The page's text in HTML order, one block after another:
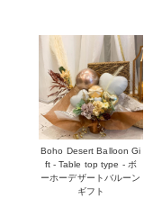
Boho Desert Balloon Gi
ft - Table top type - ボ
ーホーデザートバルーン
ギフト